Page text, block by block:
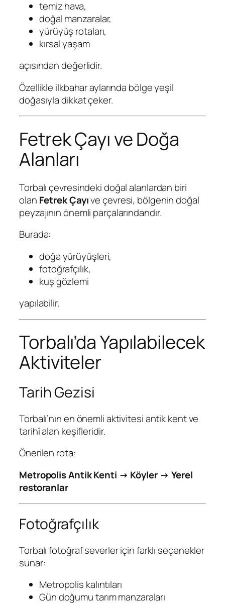
temiz hava,
doğal manzaralar,
yürüyüş rotaları,
kırsal yaşam
açısından değerlidir.
Özellikle ilkbahar aylarında bölge yeşil
doğasıyla dikkat çeker.
Fetrek Çayı ve Doğa
Alanları
Torbalı çevresindeki doğal alanlardan biri
olan Fetrek Çayıve çevresi, bölgenin doğal
peyzajının önemli parçalarındandır.
Burada:
doğa yürüyüşleri,
fotoğrafçılık,
kuş gözlemi
yapılabilir.
Torbalı’da Yapılabilecek
Aktiviteler
Tarih Gezisi
Torbalı’nın en önemli aktivitesi antik kent ve
tarihî alan keşifleridir.
Önerilen rota:
Metropolis Antik Kenti → Köyler → Yerel
restoranlar
Fotoğrafçılık
Torbalı fotoğraf severler için farklı seçenekler
sunar:
Metropolis kalıntıları
Gün doğumu tarım manzaraları